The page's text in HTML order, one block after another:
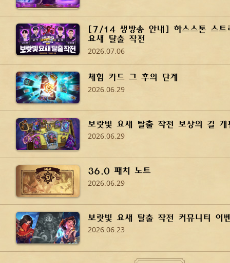
[7/14 생방송 안내] 하스스톤 스트
요새 탈출 작전
2026.07.06
체험 카드 그 후의 단계
2026.06.29
보랏빛 요새 탈출 작전 보상의 길 개
2026.06.29
36.0 패치 노트
2026.06.29
보랏빛 요새 탈출 작전 커뮤니티 이
2026.06.23